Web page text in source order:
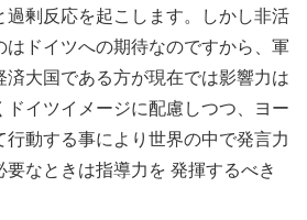
過剰反応を起こします。しかし非活
はドイツへの期待なのですから、軍
済大国である方が現在では影響力は
ドイツイメージに配慮しつつ、ヨー
行動する事により世界の中で発言力
要なときは指導力を 発揮するべき